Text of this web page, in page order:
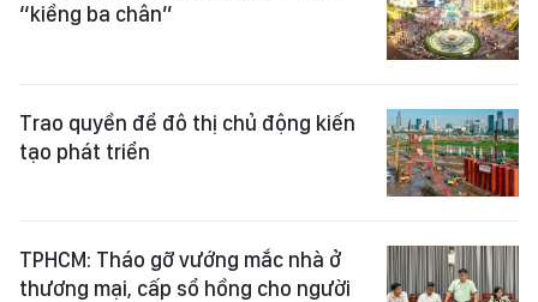
“kiềng ba chân”
Trao quyền để đô thị chủ động kiến
tạo phát triển
TPHCM: Tháo gỡ vướng mắc nhà ở
thương mại, cấp sổ hồng cho người